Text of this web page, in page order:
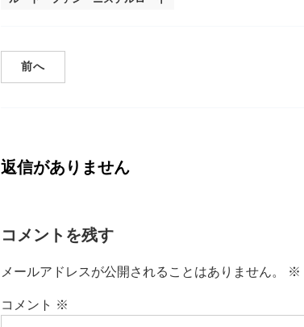
前へ
返信がありません
コメントを残す
メールアドレスが公開されることはありません。 ※
コメント ※